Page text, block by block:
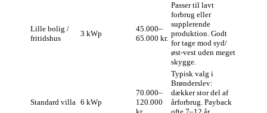
Lille bolig /
fritidshus
3 kWp
45.000–
65.000 kr.
Passer til lavt
forbrug eller
supplerende
produktion. Godt
for tage mod syd/
øst‑vest uden meget
skygge.
Standard villa 6 kWp
70.000–
120.000
Typisk valg i
Brønderslev:
dækker stor del af
årforbrug. Payback